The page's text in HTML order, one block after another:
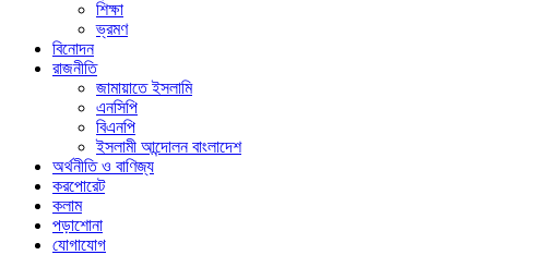
শিক্ষা
ভ্রমণ
বিনোদন
রাজনীতি
জামায়াতে ইসলামি
এনসিপি
বিএনপি
ইসলামী আন্দোলন বাংলাদেশ
অর্থনীতি ও বাণিজ্য
করপোরেট
কলাম
পড়াশোনা
যোগাযোগ